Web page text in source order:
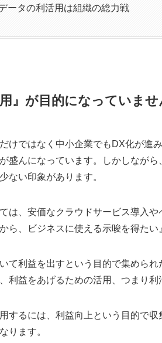
ータの利活用は組織の総力戦
用』が目的になっていませ
けではなく中小企業でもDX化が進
盛んになっています。しかしなが
ない印象があります。
は、安価なクラウドサービス導入
ら、ビジネスに使える示唆を得たい
て利益を出すという目的で集めら
利益をあげるための活用、つまり利
するには、利益向上という目的で
ります。